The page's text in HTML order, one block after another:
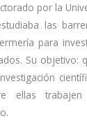
por la
las
para
Su objetivo:
ellas